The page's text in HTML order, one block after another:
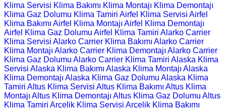
Klima Servisi Klima Bakımı Klima Montajı Klima Demontajı
Klima Gaz Dolumu Klima Tamiri Airfel Klima Servisi Airfel
Klima Bakımı Airfel Klima Montajı Airfel Klima Demontajı
Airfel Klima Gaz Dolumu Airfel Klima Tamiri Alarko Carrier
Klima Servisi Alarko Carrier Klima Bakımı Alarko Carrier
Klima Montajı Alarko Carrier Klima Demontajı Alarko Carrier
Klima Gaz Dolumu Alarko Carrier Klima Tamiri Alaska Klima
Servisi Alaska Klima Bakımı Alaska Klima Montajı Alaska
Klima Demontajı Alaska Klima Gaz Dolumu Alaska Klima
Tamiri Altus Klima Servisi Altus Klima Bakımı Altus Klima
Montajı Altus Klima Demontajı Altus Klima Gaz Dolumu Altus
Klima Tamiri Arçelik Klima Servisi Arçelik Klima Bakımı